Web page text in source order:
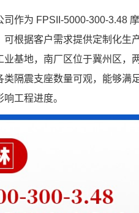
作为 FPSII-5000-300-3.48
可根据客户需求提供定制化生
基地，南厂区位于冀州区，
类隔震支座数量可观，能够满
工程进度。